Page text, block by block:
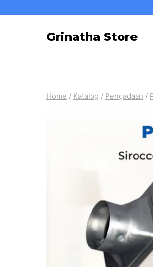
Grinatha Store
Home / Katalog / Pengadaan /